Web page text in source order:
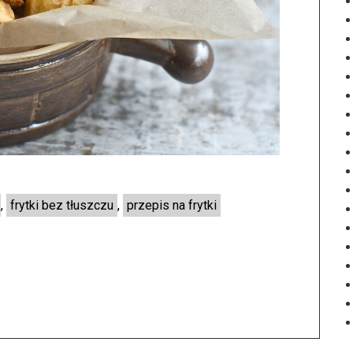
, frytki bez tłuszczu , przepis na frytki